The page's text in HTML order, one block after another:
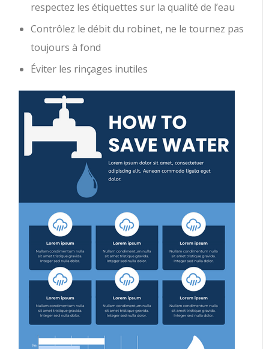
respectez les étiquettes sur la qualité de l’eau
Contrôlez le débit du robinet, ne le tournez pas
toujours à fond
Éviter les rinçages inutiles